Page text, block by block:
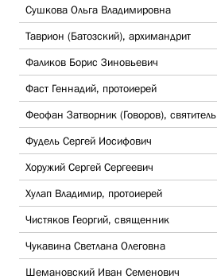
Сушкова Ольга Владимировна
Таврион (Батозский), архимандрит
Фаликов Борис Зиновьевич
Фаст Геннадий, протоиерей
Феофан Затворник (Говоров), святитель
Фудель Сергей Иосифович
Хоружий Сергей Сергеевич
Хулап Владимир, протоиерей
Чистяков Георгий, священник
Чукавина Светлана Олеговна
Шемановский Иван Семенович